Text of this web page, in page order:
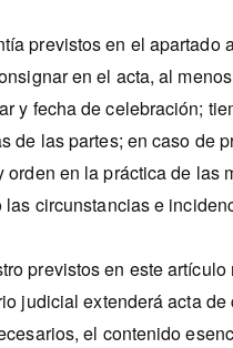
previstos en el apartado
en el acta, al
y fecha de celebración;
de las partes; en caso de
en la práctica de las
circunstancias e
previstos en este
judicial extenderá acta
el contenido